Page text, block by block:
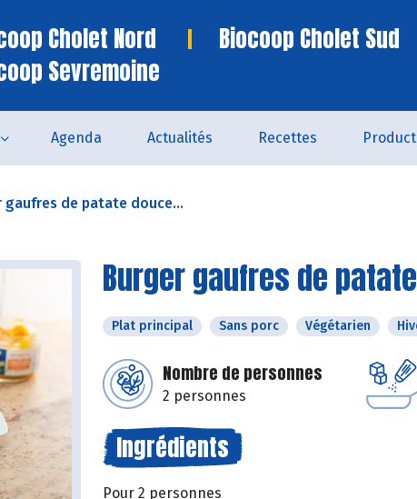
Cholet Nord Biocoop Cholet Sud
Sevremoine
Agenda Actualités Recettes
gaufres de patate douce...
Burger gaufres de
Plat principal Sans porc Végétarien
Nombre de personnes
2 personnes
Ingrédients
Pour 2 personnes